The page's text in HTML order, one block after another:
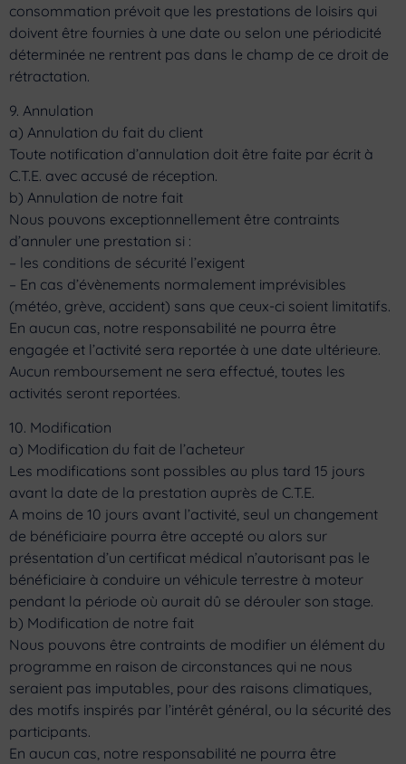
consommation prévoit que les prestations de loisirs qui
doivent être fournies à une date ou selon une périodicité
déterminée ne rentrent pas dans le champ de ce droit de
rétractation.
9. Annulation
a) Annulation du fait du client
Toute notification d’annulation doit être faite par écrit à
C.T.E. avec accusé de réception.
b) Annulation de notre fait
Nous pouvons exceptionnellement être contraints
d’annuler une prestation si :
– les conditions de sécurité l’exigent
– En cas d’évènements normalement imprévisibles
(météo, grève, accident) sans que ceux-ci soient limitatifs.
En aucun cas, notre responsabilité ne pourra être
engagée et l’activité sera reportée à une date ultérieure.
Aucun remboursement ne sera effectué, toutes les
activités seront reportées.
10. Modification
a) Modification du fait de l’acheteur
Les modifications sont possibles au plus tard 15 jours
avant la date de la prestation auprès de C.T.E.
A moins de 10 jours avant l’activité, seul un changement
de bénéficiaire pourra être accepté ou alors sur
présentation d’un certificat médical n’autorisant pas le
bénéficiaire à conduire un véhicule terrestre à moteur
pendant la période où aurait dû se dérouler son stage.
b) Modification de notre fait
Nous pouvons être contraints de modifier un élément du
programme en raison de circonstances qui ne nous
seraient pas imputables, pour des raisons climatiques,
des motifs inspirés par l’intérêt général, ou la sécurité des
participants.
En aucun cas, notre responsabilité ne pourra être